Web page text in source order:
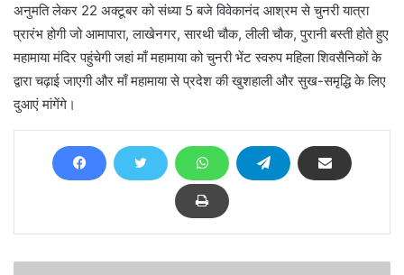
अनुमति लेकर 22 अक्टूबर को संध्या 5 बजे विवेकानंद आश्रम से चुनरी यात्रा
प्रारंभ होगी जो आमापारा, लाखेनगर, सारथी चौक, लीली चौक, पुरानी बस्ती होते हुए
महामाया मंदिर पहुंचेगी जहां माँ महामाया को चुनरी भेंट स्वरुप महिला शिवसैनिकों के
द्वारा चढ़ाई जाएगी और माँ महामाया से प्रदेश की खुशहाली और सुख-समृद्धि के लिए
दुआएं मांगेंगे।